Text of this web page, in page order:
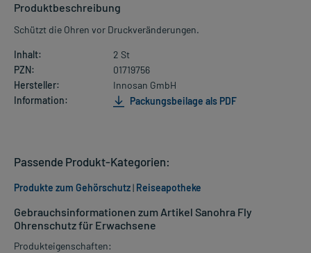
Produktbeschreibung
Schützt die Ohren vor Druckveränderungen.
Inhalt:
2 St
PZN:
01719756
Hersteller:
Innosan GmbH
Information:
Packungsbeilage als PDF
Gebrauchsinformationen zum Artikel Sanohra Fly
Ohrenschutz für Erwachsene
Produkteigenschaften:
Passende Produkt-Kategorien:
Produkte zum Gehörschutz| Reiseapotheke